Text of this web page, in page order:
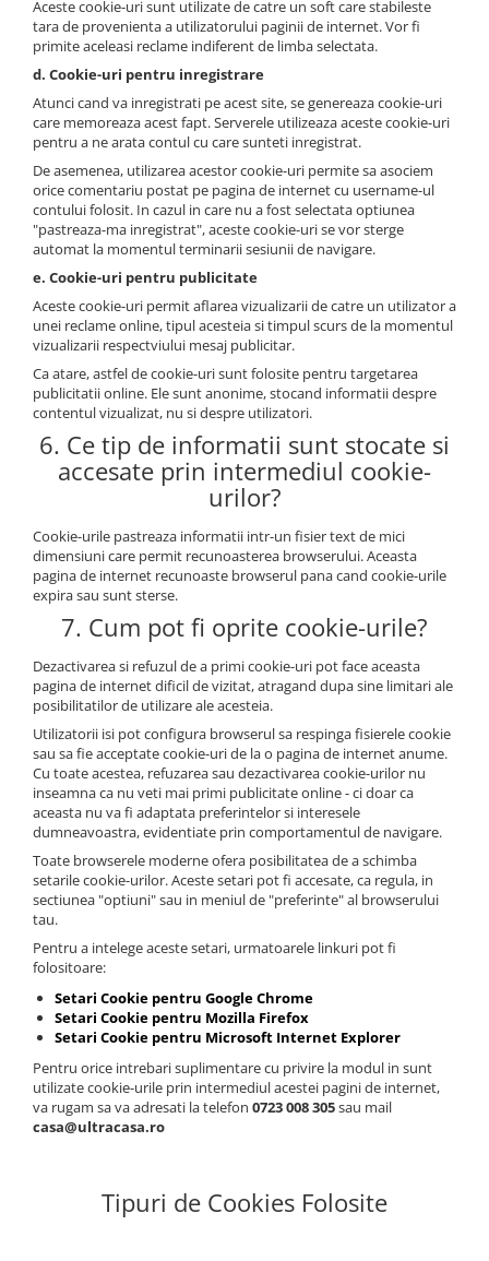
Aceste cookie-uri sunt utilizate de catre un soft care stabileste
tara de provenienta a utilizatorului paginii de internet. Vor fi
primite aceleasi reclame indiferent de limba selectata.
d. Cookie-uri pentru inregistrare
Atunci cand va inregistrati pe acest site, se genereaza cookie-uri
care memoreaza acest fapt. Serverele utilizeaza aceste cookie-uri
pentru a ne arata contul cu care sunteti inregistrat.
De asemenea, utilizarea acestor cookie-uri permite sa asociem
orice comentariu postat pe pagina de internet cu username-ul
contului folosit. In cazul in care nu a fost selectata optiunea
"pastreaza-ma inregistrat", aceste cookie-uri se vor sterge
automat la momentul terminarii sesiunii de navigare.
e. Cookie-uri pentru publicitate
Aceste cookie-uri permit aflarea vizualizarii de catre un utilizator a
unei reclame online, tipul acesteia si timpul scurs de la momentul
vizualizarii respectviului mesaj publicitar.
Ca atare, astfel de cookie-uri sunt folosite pentru targetarea
publicitatii online. Ele sunt anonime, stocand informatii despre
contentul vizualizat, nu si despre utilizatori.
6. Ce tip de informatii sunt stocate si
accesate prin intermediul cookie-
urilor?
Cookie-urile pastreaza informatii intr-un fisier text de mici
dimensiuni care permit recunoasterea browserului. Aceasta
pagina de internet recunoaste browserul pana cand cookie-urile
expira sau sunt sterse.
7. Cum pot fi oprite cookie-urile?
Dezactivarea si refuzul de a primi cookie-uri pot face aceasta
pagina de internet dificil de vizitat, atragand dupa sine limitari ale
posibilitatilor de utilizare ale acesteia.
Utilizatorii isi pot configura browserul sa respinga fisierele cookie
sau sa fie acceptate cookie-uri de la o pagina de internet anume.
Cu toate acestea, refuzarea sau dezactivarea cookie-urilor nu
inseamna ca nu veti mai primi publicitate online - ci doar ca
aceasta nu va fi adaptata preferintelor si interesele
dumneavoastra, evidentiate prin comportamentul de navigare.
Toate browserele moderne ofera posibilitatea de a schimba
setarile cookie-urilor. Aceste setari pot fi accesate, ca regula, in
sectiunea "optiuni" sau in meniul de "preferinte" al browserului
tau.
Pentru a intelege aceste setari, urmatoarele linkuri pot fi
folositoare:
Setari Cookie pentru Google Chrome
Setari Cookie pentru Mozilla Firefox
Setari Cookie pentru Microsoft Internet Explorer
Pentru orice intrebari suplimentare cu privire la modul in sunt
utilizate cookie-urile prin intermediul acestei pagini de internet,
va rugam sa va adresati la telefon 0723 008 305sau mail
casa@ultracasa.ro
Tipuri de Cookies Folosite